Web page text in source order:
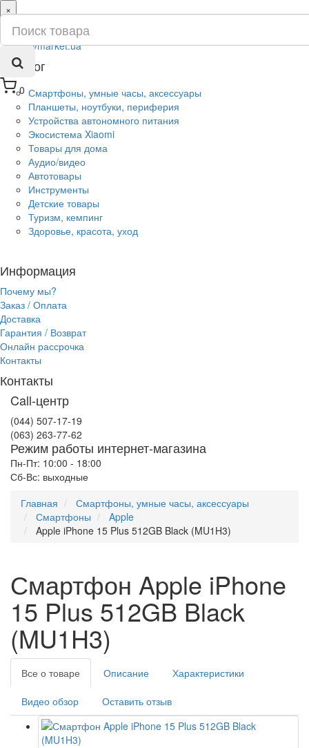
0
×
ru
ua
Каталог
Смартфоны, умные часы, аксессуары
Планшеты, ноутбуки, периферия
Устройства автономного питания
Экосистема Xiaomi
Товары для дома
Аудио/видео
Автотовары
Инструменты
Детские товары
Туризм, кемпинг
Здоровье, красота, уход
Информация
Почему мы?
Заказ / Оплата
Доставка
Гарантия / Возврат
Онлайн рассрочка
Контакты
Контакты
Call-центр
(044) 507-17-19
(063) 263-77-62
Режим работы интернет-магазина
Пн-Пт: 10:00 - 18:00
Сб-Вс: выходные
Главная
Смартфоны, умные часы, аксессуары
Смартфоны
Apple
Apple iPhone 15 Plus 512GB Black (MU1H3)
Смартфон Apple iPhone
15 Plus 512GB Black
(MU1H3)
Все о товаре Описание Характеристики
Видео обзор Оставить отзыв